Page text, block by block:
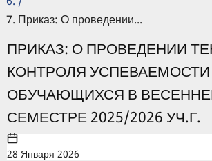
Приказ: О проведении...
ПРИКАЗ: О ПРОВЕДЕНИИ
КОНТРОЛЯ УСПЕВАЕМОСТИ
ОБУЧАЮЩИХСЯ В
СЕМЕСТРЕ 2025/2026 УЧ.Г.
28 Января 2026